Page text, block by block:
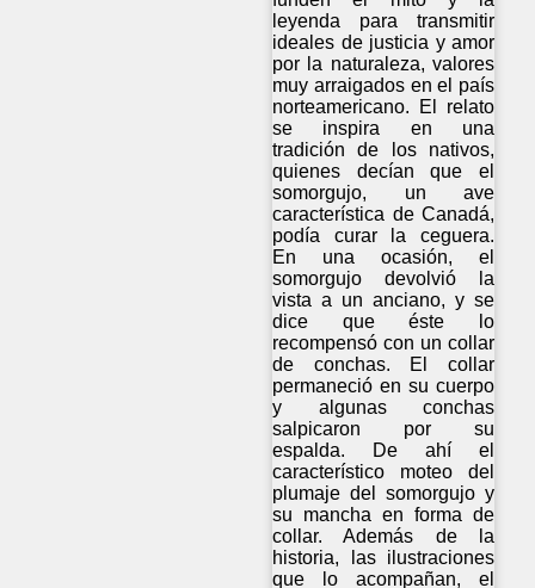
leyenda para transmitir
ideales de justicia y amor
por la naturaleza, valores
muy arraigados en el país
norteamericano. El relato
se inspira en una
tradición de los nativos,
quienes decían que el
somorgujo, un ave
característica de Canadá,
podía curar la ceguera.
En una ocasión, el
somorgujo devolvió la
vista a un anciano, y se
dice que éste lo
recompensó con un collar
de conchas. El collar
permaneció en su cuerpo
y algunas conchas
salpicaron por su
espalda. De ahí el
característico moteo del
plumaje del somorgujo y
su mancha en forma de
collar. Además de la
historia, las ilustraciones
que lo acompañan, el